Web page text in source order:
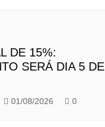
DE 15%:
SERÁ DIA 5 DE
01/08/2026 0